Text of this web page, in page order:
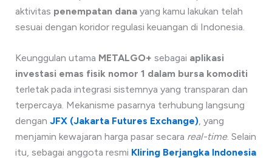
aktivitas penempatan danayang kamu lakukan telah
sesuai dengan koridor regulasi keuangan di Indonesia.
Keunggulan utama METALGO+ sebagai aplikasi
investasi emas fisik nomor 1 dalam bursa komoditi
terletak pada integrasi sistemnya yang transparan dan
terpercaya. Mekanisme pasarnya terhubung langsung
dengan JFX (Jakarta Futures Exchange), yang
menjamin kewajaran harga pasar secara real-time. Selain
itu, sebagai anggota resmi Kliring Berjangka Indonesia